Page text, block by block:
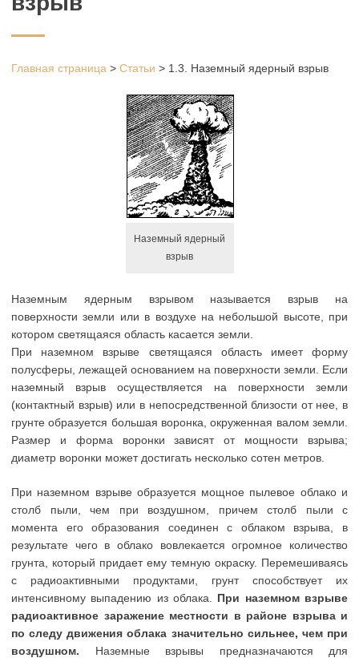
Главная страница > Статьи > 1.3. Наземный ядерный взрыв
Наземный ядерный
взрыв
Наземным ядерным взрывом называется взрыв на
поверхности земли или в воздухе на небольшой высоте, при
котором светящаяся область касается земли.
При наземном взрыве светящаяся область имеет форму
полусферы, лежащей основанием на поверхности земли. Если
наземный взрыв осуществляется на поверхности земли
(контактный взрыв) или в непосредственной близости от нее, в
грунте образуется большая воронка, окруженная валом земли.
Размер и форма воронки зависят от мощности взрыва;
диаметр воронки может достигать несколько сотен метров.
При наземном взрыве образуется мощное пылевое облако и
столб пыли, чем при воздушном, причем столб пыли с
момента его образования соединен с облаком взрыва, в
результате чего в облако вовлекается огромное количество
грунта, который придает ему темную окраску. Перемешиваясь
с радиоактивными продуктами, грунт способствует их
интенсивному выпадению из облака. При наземном взрыве
радиоактивное заражение местности в районе взрыва и
по следу движения облака значительно сильнее, чем при
воздушном. Наземные взрывы предназначаются для